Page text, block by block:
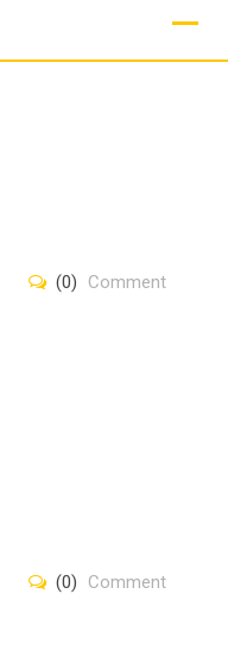
(0) Comment
(0) Comment